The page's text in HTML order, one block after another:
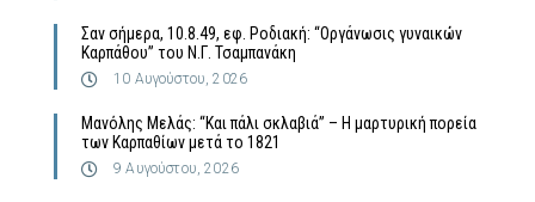
Σαν σήμερα, 10.8.49, εφ. Ροδιακή: “Οργάνωσις γυναικών
Καρπάθου” του Ν.Γ. Τσαμπανάκη
10 Αυγούστου, 2026
Μανόλης Μελάς: “Και πάλι σκλαβιά” – Η μαρτυρική πορεία
των Καρπαθίων μετά το 1821
9 Αυγούστου, 2026